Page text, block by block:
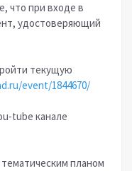
что при входе в
удостоверяющий
текущую
event/1844670/
tube канале
планом